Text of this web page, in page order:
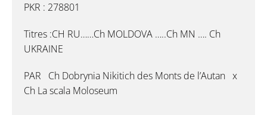
PKR : 278801
Titres :CH RU……Ch MOLDOVA …..Ch MN …. Ch
UKRAINE
PAR Ch Dobrynia Nikitich des Monts de l’Autan x
Ch La scala Moloseum